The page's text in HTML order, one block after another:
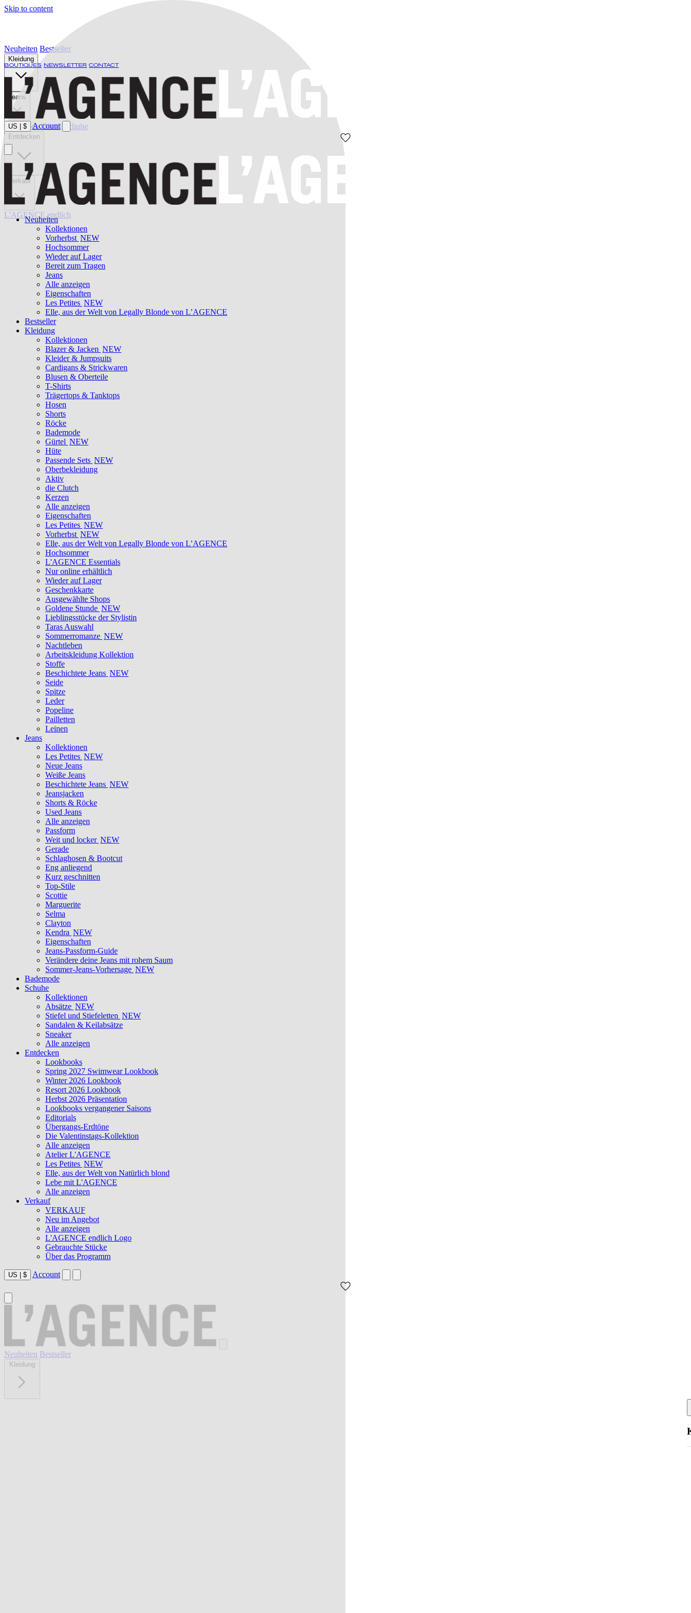
Skip to content
BOUTIQUES NEWSLETTER CONTACT
US $ Account
Neuheiten
Kollektionen
Vorherbst NEW
Hochsommer
Wieder auf Lager
Bereit zum Tragen
Jeans
Alle anzeigen
Eigenschaften
Les Petites NEW
Elle, aus der Welt von Legally Blonde von L’AGENCE
Bestseller
Kleidung
Kollektionen
Blazer & Jacken NEW
Kleider & Jumpsuits
Cardigans & Strickwaren
Blusen & Oberteile
T-Shirts
Trägertops & Tanktops
Hosen
Shorts
Röcke
Bademode
Gürtel NEW
Hüte
Passende Sets NEW
Oberbekleidung
Aktiv
die Clutch
Kerzen
Alle anzeigen
Eigenschaften
Les Petites NEW
Vorherbst NEW
Elle, aus der Welt von Legally Blonde von L’AGENCE
Hochsommer
L'AGENCE Essentials
Nur online erhältlich
Wieder auf Lager
Geschenkkarte
Ausgewählte Shops
Goldene Stunde NEW
Lieblingsstücke der Stylistin
Taras Auswahl
Sommerromanze NEW
Nachtleben
Arbeitskleidung Kollektion
Stoffe
Beschichtete Jeans NEW
Seide
Spitze
Leder
Popeline
Pailletten
Leinen
Jeans
Kollektionen
Les Petites NEW
Neue Jeans
Weiße Jeans
Beschichtete Jeans NEW
Jeansjacken
Shorts & Röcke
Used Jeans
Alle anzeigen
Passform
Weit und locker NEW
Gerade
Schlaghosen & Bootcut
Eng anliegend
Kurz geschnitten
Top-Stile
Scottie
Marguerite
Selma
Clayton
Kendra NEW
Eigenschaften
Jeans-Passform-Guide
Verändere deine Jeans mit rohem Saum
Sommer-Jeans-Vorhersage NEW
Bademode
Schuhe
Kollektionen
Absätze NEW
Stiefel und Stiefeletten NEW
Sandalen & Keilabsätze
Sneaker
Alle anzeigen
Entdecken
Lookbooks
Spring 2027 Swimwear Lookbook
Winter 2026 Lookbook
Resort 2026 Lookbook
Herbst 2026 Präsentation
Lookbooks vergangener Saisons
Editorials
Übergangs-Erdtöne
Die Valentinstags-Kollektion
Alle anzeigen
Atelier L'AGENCE
Les Petites NEW
Elle, aus der Welt von Natürlich blond
Lebe mit L'AGENCE
Alle anzeigen
Verkauf
VERKAUF
Neu im Angebot
Alle anzeigen
L'AGENCE endlich Logo
Gebrauchte Stücke
Über das Programm
US $ Account
Neuheiten Bestseller
Kleidung
Neuheiten Bestseller
Kleidung
Jeans
Bademode Gürtel Schuhe
Entdecken
Verkauf
L'AGENCE endlich